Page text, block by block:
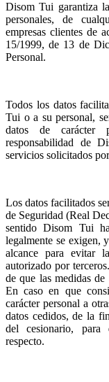
Disom Tui garantiza
personales, de
empresas clientes de
15/1999, de 13 de
Personal.
Todos los datos
Tui o a su personal,
datos de carácter
responsabilidad de
servicios solicitados
Los datos facilitados
de Seguridad (Real
sentido Disom Tui
legalmente se exigen,
alcance para evitar
autorizado por
de que las medidas
En caso en que
carácter personal a
datos cedidos, de la
del cesionario, para
respecto.